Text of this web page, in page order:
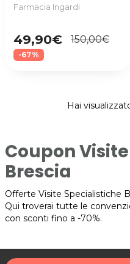
Farmacia Ingardi
49,90€ 150,00€
-67%
Hai
Coupon
Brescia
Offerte Visite Specialistiche
Qui troverai tutte le
con sconti fino a -70%.